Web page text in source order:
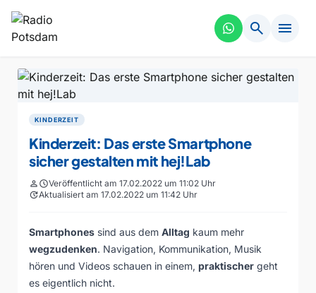
search menu
KINDERZEIT
Kinderzeit: Das erste Smartphone
sicher gestalten mit hej!Lab
personscheduleVeröffentlicht am 17.02.2022 um 11:02 Uhr
updateAktualisiert am 17.02.2022 um 11:42 Uhr
Smartphones sind aus dem Alltag kaum mehr
wegzudenken. Navigation, Kommunikation, Musik
hören und Videos schauen in einem, praktischer geht
es eigentlich nicht.